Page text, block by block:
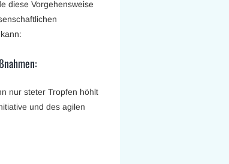
diese Vorgehensweise
nur steter Tropfen höhlt
und des agilen